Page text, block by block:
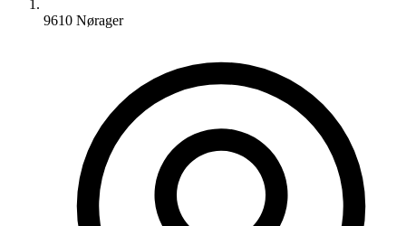
9610 Nørager